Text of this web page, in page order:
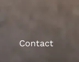
Contact